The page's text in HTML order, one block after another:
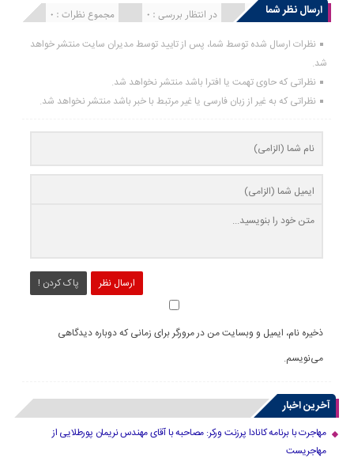
ارسال نظر شما
مجموع نظرات : 0 در انتظار بررسی : 0 انتشار یافته : 0
نظرات ارسال شده توسط شما، پس از تایید توسط مدیران سایت منتشر خواهد
شد.
نظراتی که حاوی تهمت یا افترا باشد منتشر نخواهد شد.
نظراتی که به غیر از زبان فارسی یا غیر مرتبط با خبر باشد منتشر نخواهد شد.
ارسال نظر پاک کردن !
ذخیره نام، ایمیل و وبسایت من در مرورگر برای زمانی که دوباره دیدگاهی
می‌نویسم.
آخرین اخبار
مهاجرت با برنامه کانادا پرزنت ورکر: مصاحبه با آقای مهندس نریمان پورطلایی از
مهاجریست